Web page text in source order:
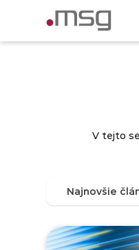
V tejto